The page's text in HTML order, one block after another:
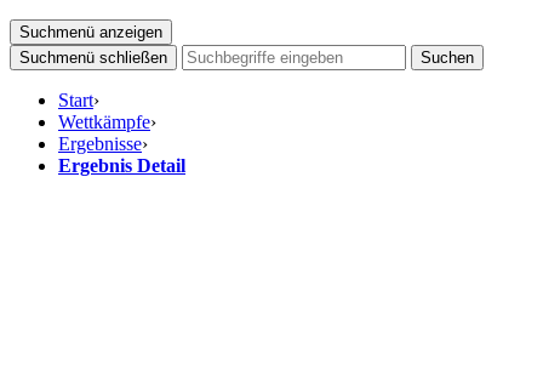
Suchmenü anzeigen
Suchmenü schließen
Suchen
Start›
Wettkämpfe›
Ergebnisse›
Ergebnis Detail